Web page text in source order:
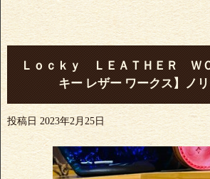
Ｌｏｃｋｙ ＬＥＡＴＨＥＲ Ｗ
キー レザー ワークス】ノ
投稿日 2023年2月25日